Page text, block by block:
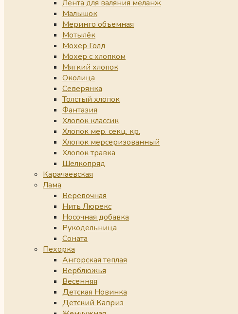
Лента для валяния меланж
Малышок
Меринго объемная
Мотылёк
Мохер Голд
Мохер с хлопком
Мягкий хлопок
Околица
Северянка
Толстый хлопок
Фантазия
Хлопок классик
Хлопок мер. секц. кр.
Хлопок мерсеризованный
Хлопок травка
Шелкопряд
Карачаевская
Лама
Веревочная
Нить Люрекс
Носочная добавка
Рукодельница
Соната
Пехорка
Ангорская теплая
Верблюжья
Весенняя
Детская Новинка
Детский Каприз